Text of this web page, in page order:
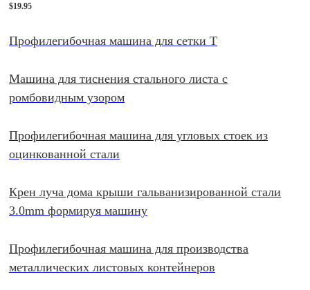
$19.95
Профилегибочная машина для сетки T
Машина для тиснения стального листа с
ромбовидным узором
Профилегибочная машина для угловых стоек из
оцинкованной стали
Крен луча дома крыши гальванизированной стали
3.0mm формируя машину
Профилегибочная машина для производства
металлических листовых контейнеров